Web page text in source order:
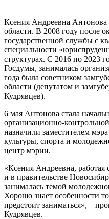
Ксения Андреевна Антонова
области. В 2008 году после
государственной службы с
специальности
структурах. С 2016 по 2023
Госдумы, занималась
года была советником
области (депутатом и
Кудрявцев).
6 мая Антонова стала
организационно-
назначили заместителем
культуры, спорта и
центр мэрии.
«Ксения Андреевна,
и в правительстве
занималась темой
Хорошо знает особенности
предстоит заниматься», –
Кудрявцев.